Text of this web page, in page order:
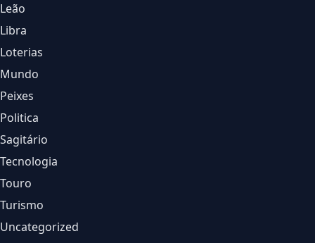
Leão
Libra
Loterias
Mundo
Peixes
Politica
Sagitário
Tecnologia
Touro
Turismo
Uncategorized